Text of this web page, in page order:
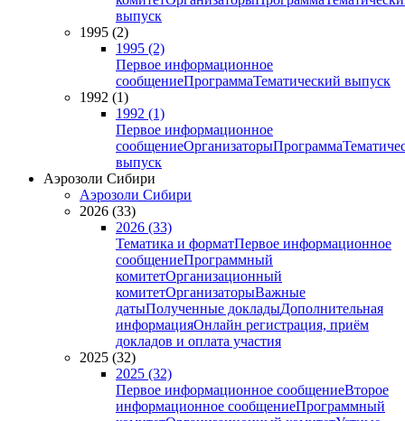
выпуск
1995 (2)
1995 (2)
Первое информационное
сообщениеПрограммаТематический выпуск
1992 (1)
1992 (1)
Первое информационное
сообщениеОрганизаторыПрограмма
выпуск
Аэрозоли Сибири
Аэрозоли Сибири
2026 (33)
2026 (33)
Тематика и форматПервое информационное
сообщениеПрограммный
комитетОрганизационный
комитетОрганизаторыВажные
датыПолученные докладыДополнительная
информацияОнлайн регистрация, приём
докладов и оплата участия
2025 (32)
2025 (32)
Первое информационное сообщениеВторое
информационное сообщениеПрограммный